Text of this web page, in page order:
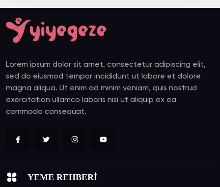
Lorem ipsum dolor sit amet, consectetur adipiscing elit,
sed do eiusmod tempor incididunt ut labore et dolore
magna aliqua. Ut enim ad minim veniam, quis nostrud
exercitation ullamco laboris nisi ut aliquip ex ea
commodo consequat.
YEME REHBERİ